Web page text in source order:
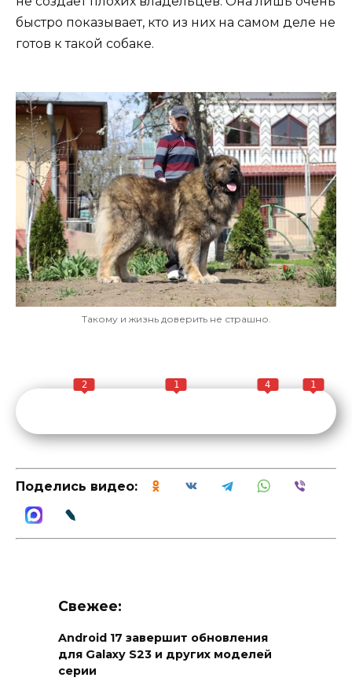
быстро показывает, кто из них на самом деле не
готов к такой собаке.
Такому и жизнь доверить не страшно.
2 1 4 1
Поделись видео:
Свежее:
Android 17 завершит обновления
для Galaxy S23 и других моделей
серии